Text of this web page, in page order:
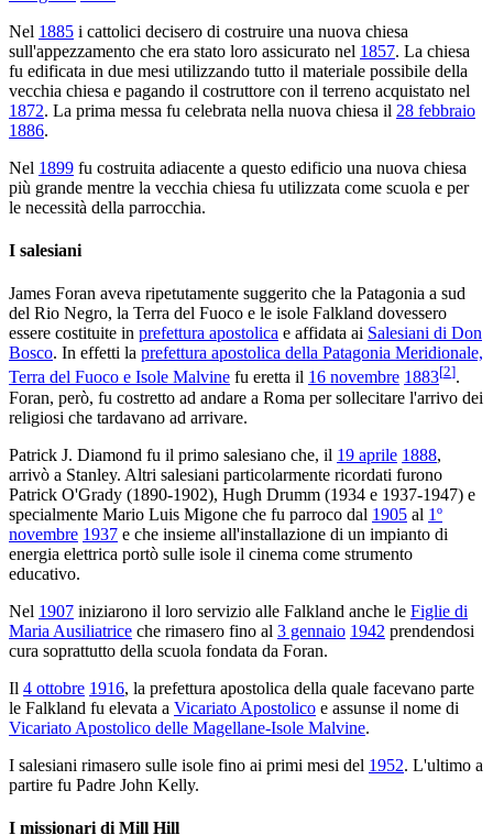
Nel 1885 i cattolici decisero di costruire una nuova chiesa
sull'appezzamento che era stato loro assicurato nel 1857. La chiesa
fu edificata in due mesi utilizzando tutto il materiale possibile della
vecchia chiesa e pagando il costruttore con il terreno acquistato nel
1872. La prima messa fu celebrata nella nuova chiesa il 28 febbraio
1886.
Nel 1899 fu costruita adiacente a questo edificio una nuova chiesa
più grande mentre la vecchia chiesa fu utilizzata come scuola e per
le necessità della parrocchia.
I salesiani
James Foran aveva ripetutamente suggerito che la Patagonia a sud
del Rio Negro, la Terra del Fuoco e le isole Falkland dovessero
essere costituite in prefettura apostolica e affidata ai Salesiani di Don
Bosco. In effetti la prefettura apostolica della Patagonia Meridionale,
Terra del Fuoco e Isole Malvine fu eretta il 16 novembre 1883[2].
Foran, però, fu costretto ad andare a Roma per sollecitare l'arrivo dei
religiosi che tardavano ad arrivare.
Patrick J. Diamond fu il primo salesiano che, il 19 aprile 1888,
arrivò a Stanley. Altri salesiani particolarmente ricordati furono
Patrick O'Grady (1890-1902), Hugh Drumm (1934 e 1937-1947) e
specialmente Mario Luis Migone che fu parroco dal 1905 al 1º
novembre 1937 e che insieme all'installazione di un impianto di
energia elettrica portò sulle isole il cinema come strumento
educativo.
Nel 1907 iniziarono il loro servizio alle Falkland anche le Figlie di
Maria Ausiliatrice che rimasero fino al 3 gennaio 1942 prendendosi
cura soprattutto della scuola fondata da Foran.
Il 4 ottobre 1916, la prefettura apostolica della quale facevano parte
le Falkland fu elevata a Vicariato Apostolico e assunse il nome di
Vicariato Apostolico delle Magellane-Isole Malvine.
I salesiani rimasero sulle isole fino ai primi mesi del 1952. L'ultimo a
partire fu Padre John Kelly.
I missionari di Mill Hill